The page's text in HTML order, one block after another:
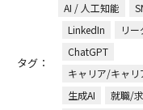
タグ：
AI / 人工知能
LinkedIn
リ
ChatGPT
キャリア/キャ
生成AI
就職/